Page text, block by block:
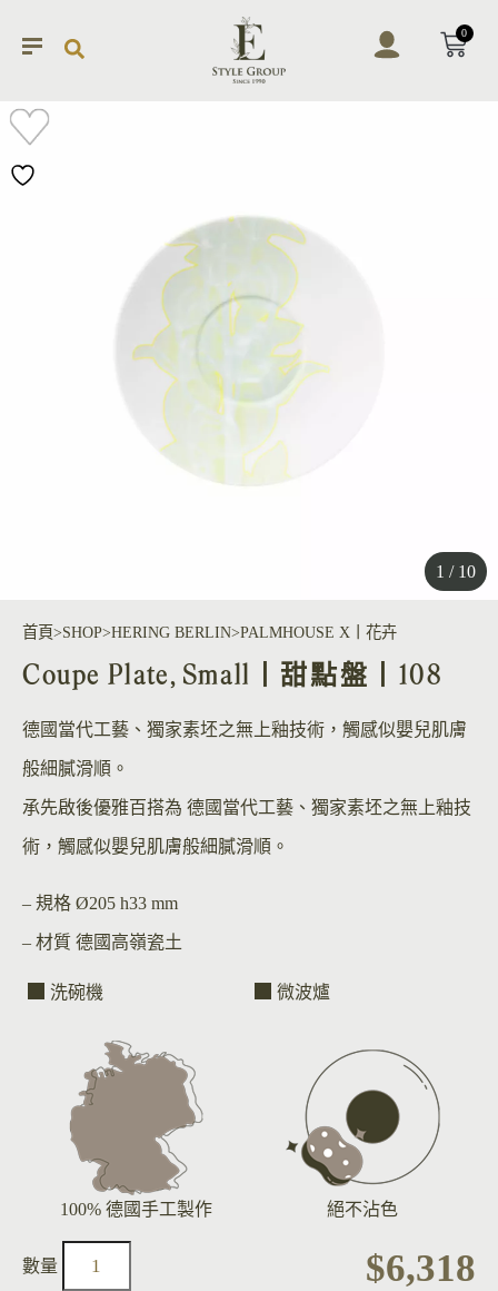
0
1 / 10
首頁 SHOP HERING BERLIN PALMHOUSE X丨花卉
Coupe Plate, Small丨甜點盤丨108
德國當代工藝、獨家素坯之無上釉技術，觸感似嬰兒肌膚
般細膩滑順。
承先啟後優雅百搭為 德國當代工藝、獨家素坯之無上釉技
術，觸感似嬰兒肌膚般細膩滑順。
– 規格 Ø205 h33 mm
– 材質 德國高嶺瓷土
洗碗機 微波爐
100% 德國手工製作 絕不沾色
$6,318